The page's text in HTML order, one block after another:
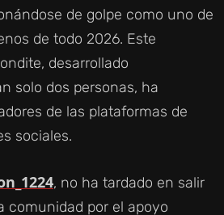
de golpe como uno de
de todo 2026. Este
desarrollado
solo dos personas, ha
de las plataformas de
sociales.
, no ha tardado en salir
comunidad por el apoyo